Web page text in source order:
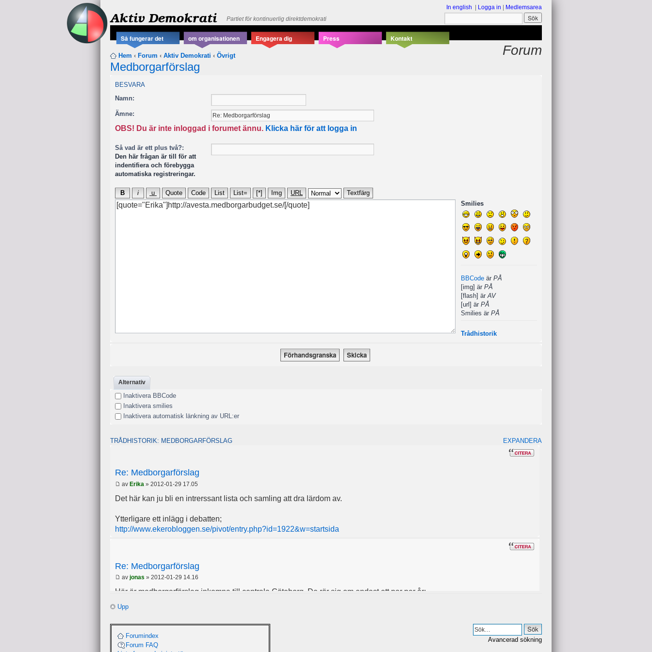
Aktiv Demokrati Partiet för kontinuerlig direktdemokrati
Medlemsarea
Logga in
In english
Så fungerar det om organisationen Engagera dig Press Kontakt
Forum
Hem ‹ Forum ‹ Aktiv Demokrati ‹ Övrigt
Medborgarförslag
BESVARA
Namn:
Ämne:
OBS! Du är inte inloggad i forumet ännu. Klicka här för att logga in
Så vad är ett plus två?:
Den här frågan är till för att
indentifiera och förebygga
automatiska registreringar.
Smilies
BBCode ärPÅ
[img] ärPÅ
[flash] ärAV
[url] ärPÅ
Smilies ärPÅ
Trådhistorik
Alternativ
Inaktivera BBCode
Inaktivera smilies
Inaktivera automatisk länkning av URL:er
EXPANDERA
TRÅDHISTORIK: MEDBORGARFÖRSLAG
Re: Medborgarförslag
av Erika » 2012-01-29 17.05
Det här kan ju bli en intrerssant lista och samling att dra lärdom av.
Ytterligare ett inlägg i debatten;
http://www.ekerobloggen.se/pivot/entry.php?id=1922&w=startsida
Re: Medborgarförslag
av jonas » 2012-01-29 14.16
Här är medborgarförslag inkomna till centrala Göteborg. De rör sig om endast ett par per år:
2011:
Flyttad brevlåda på Odinsgatan
2010:
Upp
Avancerad sökning
Forumindex
Forum FAQ